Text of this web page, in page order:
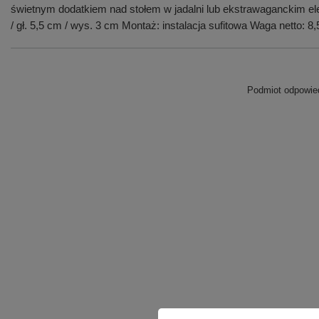
świetnym dodatkiem nad stołem w jadalni lub ekstrawaganckim
/ gł. 5,5 cm / wys. 3 cm Montaż: instalacja sufitowa Waga netto:
Podmiot